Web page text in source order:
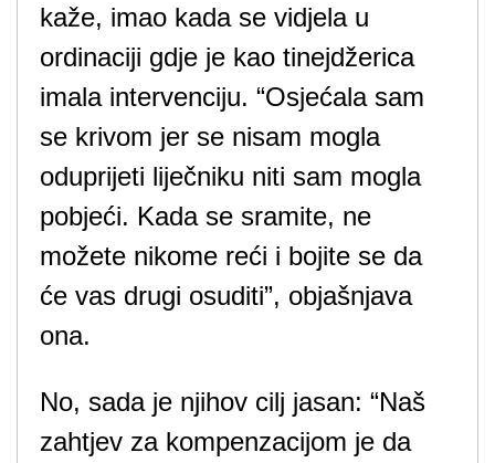
kaže, imao kada se vidjela u
ordinaciji gdje je kao tinejdžerica
imala intervenciju. “Osjećala sam
se krivom jer se nisam mogla
oduprijeti liječniku niti sam mogla
pobjeći. Kada se sramite, ne
možete nikome reći i bojite se da
će vas drugi osuditi”, objašnjava
ona.
No, sada je njihov cilj jasan: “Naš
zahtjev za kompenzacijom je da